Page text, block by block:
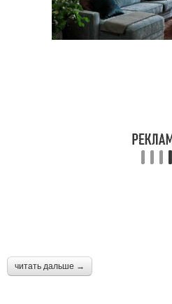
читать дальше →